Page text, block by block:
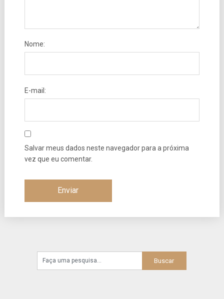
Nome:
E-mail:
Salvar meus dados neste navegador para a próxima
vez que eu comentar.